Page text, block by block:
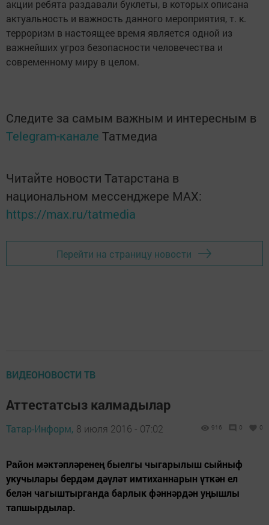
акции ребята раздавали буклеты, в которых описана
актуальность и важность данного мероприятия, т. к.
терроризм в настоящее время является одной из
важнейших угроз безопасности человечества и
современному миру в целом.
Следите за самым важным и интересным в
Telegram-канале Татмедиа
Читайте новости Татарстана в
национальном мессенджере MАХ:
https://max.ru/tatmedia
Перейти на страницу новости
ВИДЕОНОВОСТИ ТВ
Аттестатсыз калмадылар
Татар-Информ, 8 июля 2016 - 07:02 916 0 0
Район мәктәпләренең быелгы чыгарылыш сыйныф
укучылары бердәм дәүләт имтиханнарын үткән ел
белән чагыштырганда барлык фәннәрдән уңышлы
тапшырдылар.